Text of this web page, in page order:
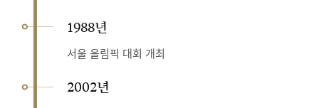
1988년
서울 올림픽 대회 개최
2002년